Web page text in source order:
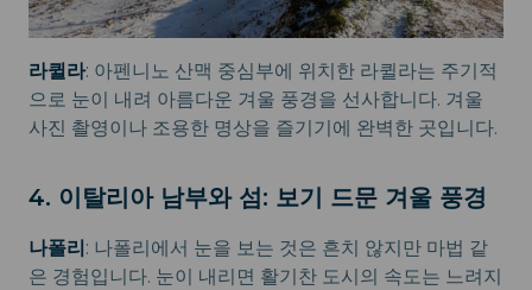
라퀼라: 아펜니노 산맥 중심부에 위치한 라퀼라는 주기적
으로 눈이 내려 아름다운 겨울 풍경을 선사합니다. 겨울
사진 촬영이나 조용한 명상을 즐기기에 완벽한 곳입니다.
4. 이탈리아 남부와 섬: 보기 드문 겨울 풍경
나폴리: 나폴리에서 눈을 보는 것은 흔치 않지만 마법 같
은 경험입니다. 눈이 내리면 활기찬 도시의 속도는 느려지